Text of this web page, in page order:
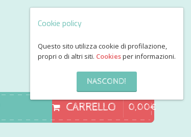
Cookie policy
Questo sito utilizza cookie di profilazione,
propri o di altri siti. Cookiesper informazioni.
NASCONDI
CARRELLO 0,00€